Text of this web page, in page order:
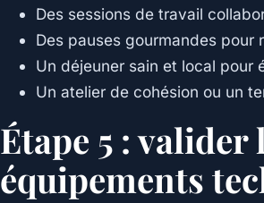
Des sessions de travail
Des pauses gourmandes
Un déjeuner sain et local
Un atelier de cohésion ou un
Étape 5 :
équipements